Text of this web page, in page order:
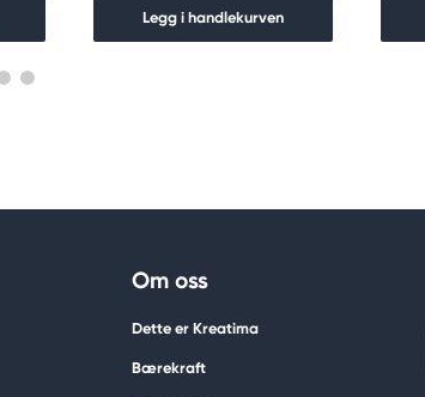
Legg i handlekurven
Om oss
Dette er Kreatima
Bærekraft